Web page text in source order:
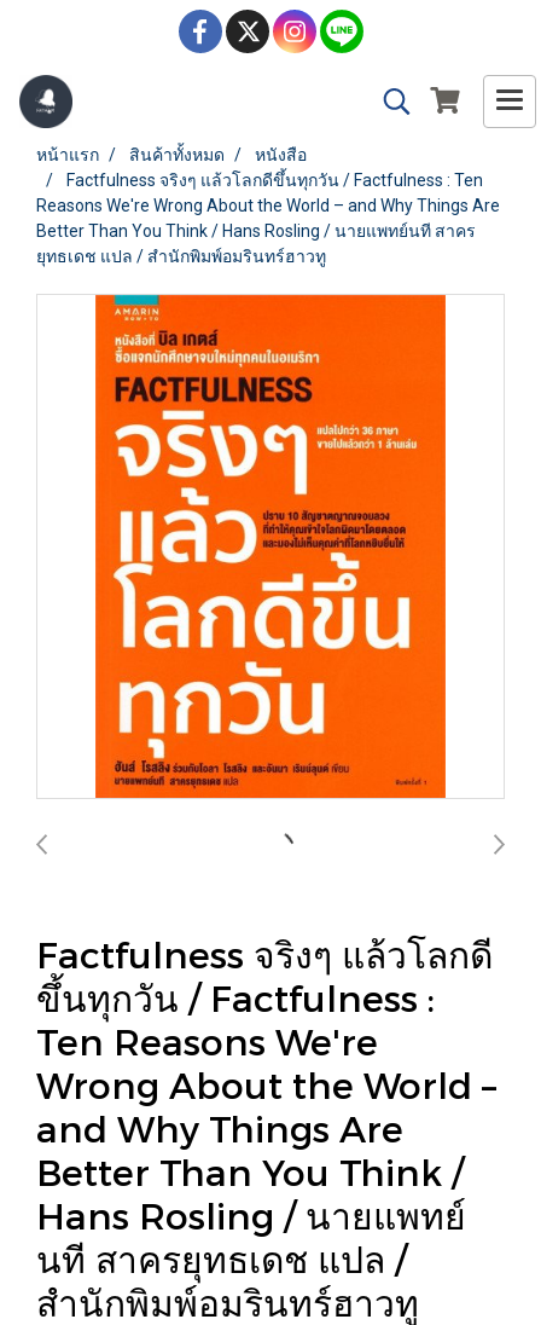
หน้าแรก สินค้าทั้งหมด
หนังสือ
Factfulness จริงๆ แล้วโลกดีขึ้นทุกวัน / Factfulness : Ten
Reasons We're Wrong About the World – and Why Things Are
Better Than You Think / Hans Rosling / นายแพทย์นที สาคร
ยุทธเดช แปล / สำนักพิมพ์อมรินทร์ฮาวทู
Factfulness จริงๆ แล้วโลกดี
ขึ้นทุกวัน / Factfulness :
Ten Reasons We're
Wrong About the World –
and Why Things Are
Better Than You Think /
Hans Rosling / นายแพทย์
นที สาครยุทธเดช แปล /
สำนักพิมพ์อมรินทร์ฮาวทู